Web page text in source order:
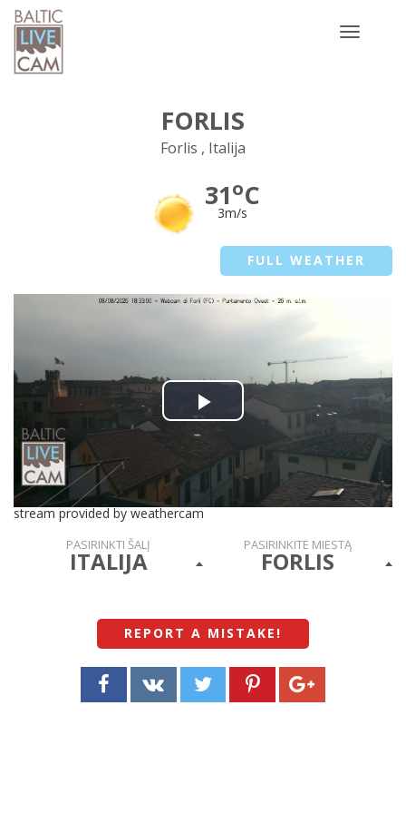
Toggle
FORLIS
Forlis , Italija
31oC
3m/s
FULL WEATHER
Play
Video
stream provided by weathercam
PASIRINKTI ŠALĮ
ITALIJA
PASIRINKITE MIESTĄ
FORLIS
REPORT A MISTAKE !